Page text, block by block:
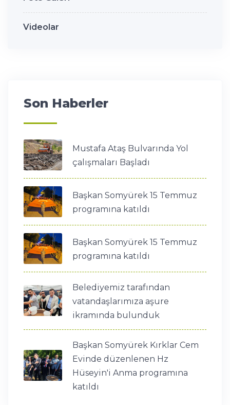
Videolar
Son Haberler
Mustafa Ataş Bulvarında Yol
çalışmaları Başladı
Başkan Somyürek 15 Temmuz
programına katıldı
Başkan Somyürek 15 Temmuz
programına katıldı
Belediyemiz tarafından
vatandaşlarımıza aşure
ikramında bulunduk
Başkan Somyürek Kırklar Cem
Evinde düzenlenen Hz
Hüseyin'i Anma programına
katıldı